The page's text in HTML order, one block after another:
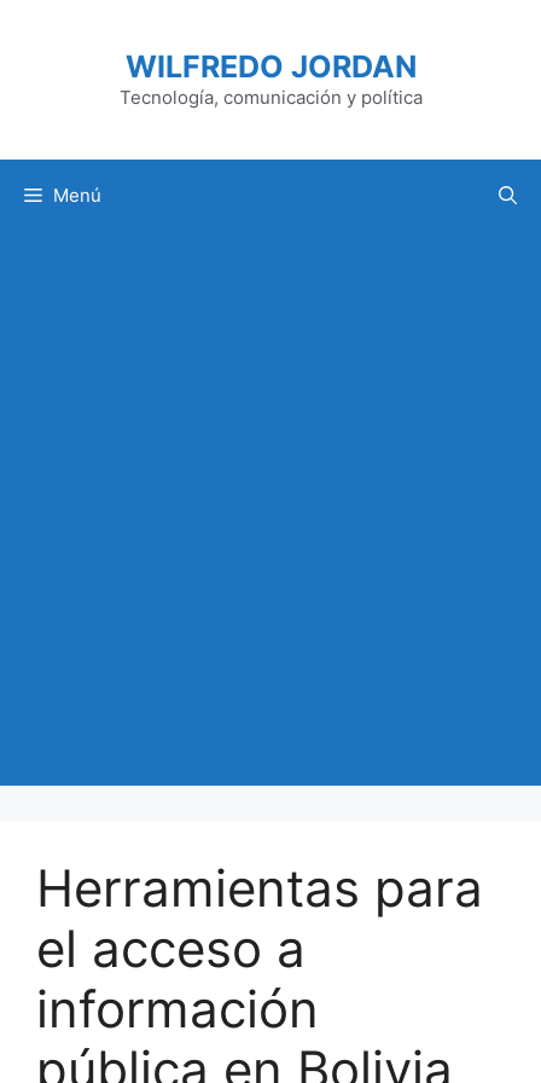
WILFREDO JORDAN
Tecnología, comunicación y política
Menú
Herramientas para
el acceso a
información
pública en Bolivia